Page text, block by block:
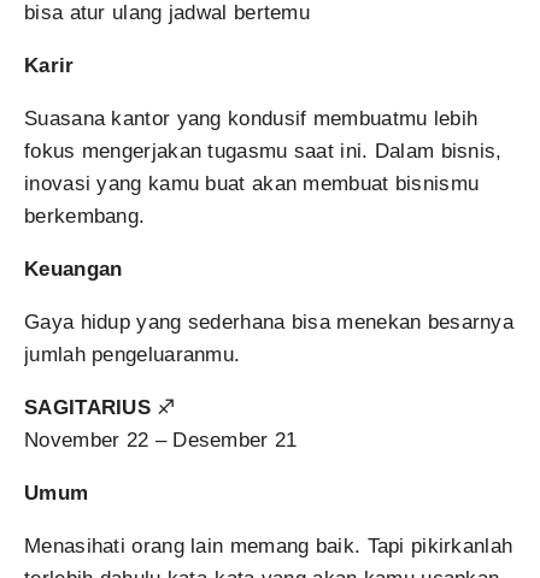
bisa atur ulang jadwal bertemu
Karir
Suasana kantor yang kondusif membuatmu lebih
fokus mengerjakan tugasmu saat ini. Dalam bisnis,
inovasi yang kamu buat akan membuat bisnismu
berkembang.
Keuangan
Gaya hidup yang sederhana bisa menekan besarnya
jumlah pengeluaranmu.
SAGITARIUS ♐
November 22 – Desember 21
Umum
Menasihati orang lain memang baik. Tapi pikirkanlah